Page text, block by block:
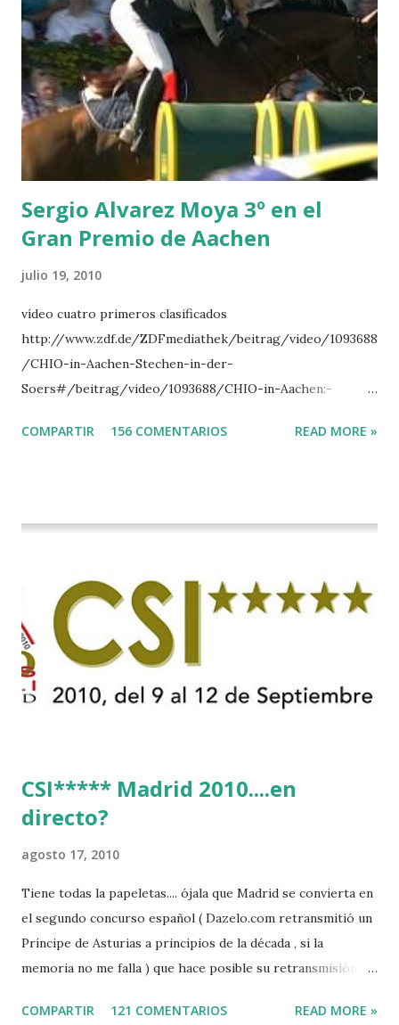
BREEN 9 JALLA DE GAVIERE -RAMZY AL DUHAMI 10
NOVEL -PHILIPPAERTS 3 triple 1 LATE NIGHT -LEVY 2 K
CLUB LADY -O’CONNOR 3 QUICK STUDY - HOUGH 4
LORENZO -AHLMANN 5 L’ESPOIR -GULLIKSEN 6
TOPINAMBOUR -LEPREVOST 7 WISCONSIN 111 -MOYA 8
INTERTOY Z - BRASH 9 HERALD –CORDON 10 SELDANA
DI CAMPALTO -SHARBATLY Vuelta Triunfal... el ganador
del Gran Premio en su vuelta de honor
Sergio Alvarez Moya 3º en el
Gran Premio de Aachen
julio 19, 2010
vídeo cuatro primeros clasificados
http://www.zdf.de/ZDFmediathek/beitrag/video/1093688
/CHIO-in-Aachen-Stechen-in-der-
Soers#/beitrag/video/1093688/CHIO-in-Aachen:-
COMPARTIR 156 COMENTARIOS READ MORE »
CSI***** Madrid 2010....en
directo?
agosto 17, 2010
Tiene todas la papeletas.... ójala que Madrid se convierta en
el segundo concurso español ( Dazelo.com retransmitió un
Príncipe de Asturias a principios de la década , si la
memoria no me falla ) que hace posible su retransmisión via
mundo mundial...
COMPARTIR 121 COMENTARIOS READ MORE »